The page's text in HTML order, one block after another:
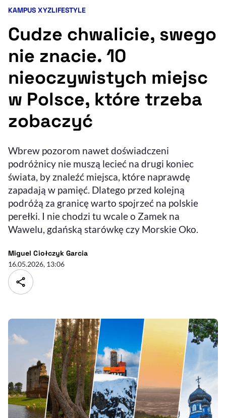
Ułatwienia dostępności wspierają:
Sprawdź, jak i dlaczego zwiększamy dostępność , otwiera się w nowym
Deklaracja dostępności , otwiera się w nowym oknie
Zgłoś problem
, otwiera się w
Kategorie artykułu:
KAMPUS XYZLIFESTYLE
Cudze chwalicie, swego
nie znacie. 10
nieoczywistych miejsc
w Polsce, które trzeba
zobaczyć
Wbrew pozorom nawet doświadczeni
podróżnicy nie muszą lecieć na drugi koniec
świata, by znaleźć miejsca, które naprawdę
zapadają w pamięć. Dlatego przed kolejną
podróżą za granicę warto spojrzeć na polskie
perełki. I nie chodzi tu wcale o Zamek na
Wawelu, gdańską starówkę czy Morskie Oko.
Miguel Ciołczyk Garcia- autor artykułu - profil
16.05.2026, 13:06